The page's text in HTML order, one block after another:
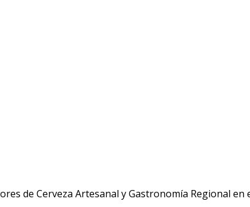
de Cerveza Artesanal y Gastronomía Regional en